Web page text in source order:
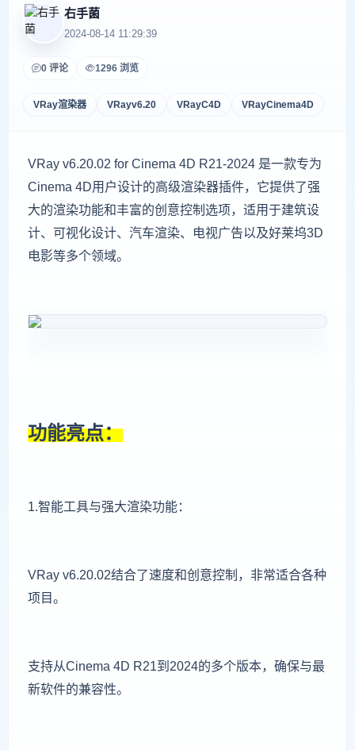
右手菌
2024-08-14 11:29:39
0 评论 1296 浏览
VRay渲染器 VRayv6.20 VRayC4D VRayCinema4D
VRay v6.20.02 for Cinema 4D R21-2024 是一款专为
Cinema 4D用户设计的高级渲染器插件，它提供了强
大的渲染功能和丰富的创意控制选项，适用于建筑设
计、可视化设计、汽车渲染、电视广告以及好莱坞3D
电影等多个领域。
功能亮点：
1.智能工具与强大渲染功能：
VRay v6.20.02结合了速度和创意控制，非常适合各种
项目。
支持从Cinema 4D R21到2024的多个版本，确保与最
新软件的兼容性。